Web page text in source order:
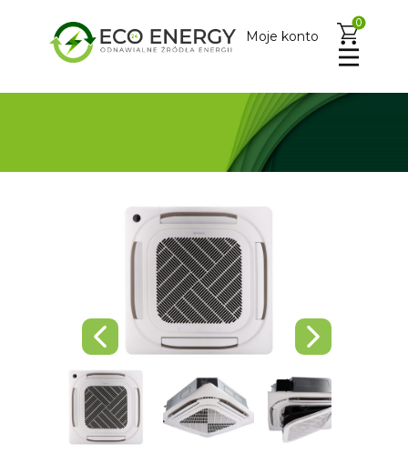
0
Moje konto